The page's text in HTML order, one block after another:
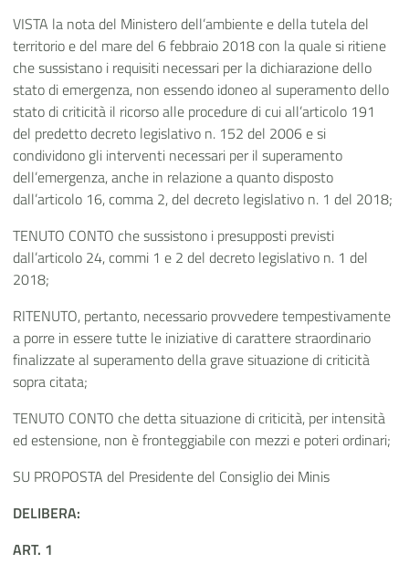
VISTA la nota del Ministero dell’ambiente e della tutela del
territorio e del mare del 6 febbraio 2018 con la quale si ritiene
che sussistano i requisiti necessari per la dichiarazione dello
stato di emergenza, non essendo idoneo al superamento dello
stato di criticità il ricorso alle procedure di cui all’articolo 191
del predetto decreto legislativo n. 152 del 2006 e si
condividono gli interventi necessari per il superamento
dell’emergenza, anche in relazione a quanto disposto
dall’articolo 16, comma 2, del decreto legislativo n. 1 del 2018;
TENUTO CONTO che sussistono i presupposti previsti
dall’articolo 24, commi 1 e 2 del decreto legislativo n. 1 del
2018;
RITENUTO, pertanto, necessario provvedere tempestivamente
a porre in essere tutte le iniziative di carattere straordinario
finalizzate al superamento della grave situazione di criticità
sopra citata;
TENUTO CONTO che detta situazione di criticità, per intensità
ed estensione, non è fronteggiabile con mezzi e poteri ordinari;
SU PROPOSTA del Presidente del Consiglio dei Minis
DELIBERA:
ART. 1